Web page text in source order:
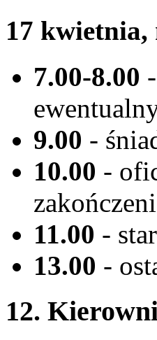
17 kwietnia,
7.00-8.00
9.00 -
10.00 -
11.00 -
13.00 -
12.